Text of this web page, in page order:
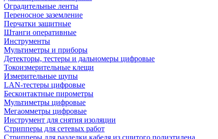
Оградительные ленты
Переносное заземление
Перчатки защитные
Штанги оперативные
Инструменты
Мультиметры и приборы
Детекторы, тестеры и дальномеры цифровые
Токоизмерительные клещи
Измерительные щупы
LAN-тестеры цифровые
Бесконтактные пирометры
Мультиметры цифровые
Мегаомметры цифровые
Инструмент для снятия изоляции
Стрипперы для сетевых работ
Стрипперы для разделки кабеля из сшитого полиэтилена